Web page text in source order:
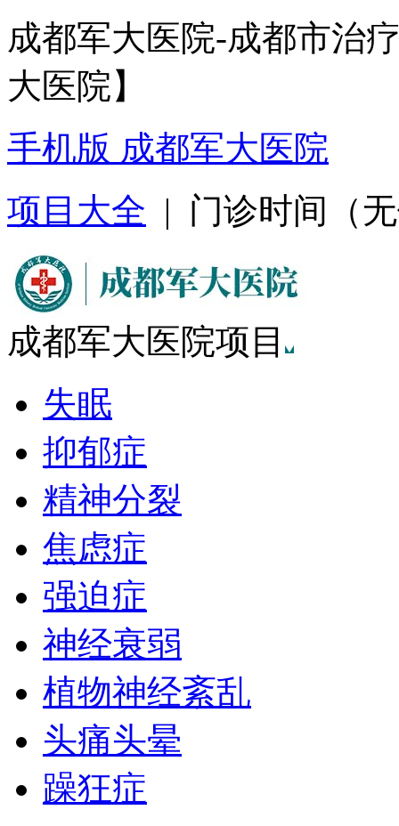
成都军大医院-成都市治
大医院】
手机版 成都军大医院
项目大全 | 门诊时间（
成都军大医院项目
失眠
抑郁症
精神分裂
焦虑症
强迫症
神经衰弱
植物神经紊乱
头痛头晕
躁狂症